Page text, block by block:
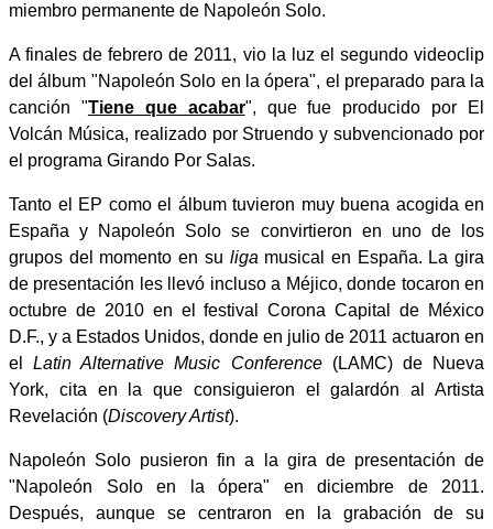
miembro permanente de Napoleón Solo.
A finales de febrero de 2011, vio la luz el segundo videoclip
del álbum "Napoleón Solo en la ópera", el preparado para la
canción "Tiene que acabar", que fue producido por El
Volcán Música, realizado por Struendo y subvencionado por
el programa Girando Por Salas.
Tanto el EP como el álbum tuvieron muy buena acogida en
España y Napoleón Solo se convirtieron en uno de los
grupos del momento en su liga musical en España. La gira
de presentación les llevó incluso a Méjico, donde tocaron en
octubre de 2010 en el festival Corona Capital de México
D.F., y a Estados Unidos, donde en julio de 2011 actuaron en
elLatin Alternative Music Conference(LAMC) de Nueva
York, cita en la que consiguieron el galardón al Artista
Revelación (Discovery Artist).
Napoleón Solo pusieron fin a la gira de presentación de
"Napoleón Solo en la ópera" en diciembre de 2011.
Después, aunque se centraron en la grabación de su